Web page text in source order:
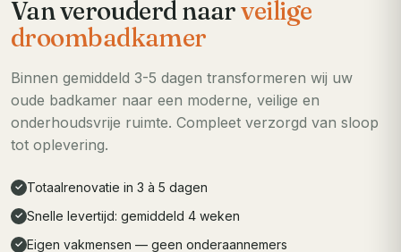
Van verouderd naarveilige
droombadkamer
Binnen gemiddeld 3-5 dagen transformeren wij uw
oude badkamer naar een moderne, veilige en
onderhoudsvrije ruimte. Compleet verzorgd van sloop
tot oplevering.
✓ Totaalrenovatie in 3 à 5 dagen
✓ Snelle levertijd: gemiddeld 4 weken
✓ Eigen vakmensen — geen onderaannemers